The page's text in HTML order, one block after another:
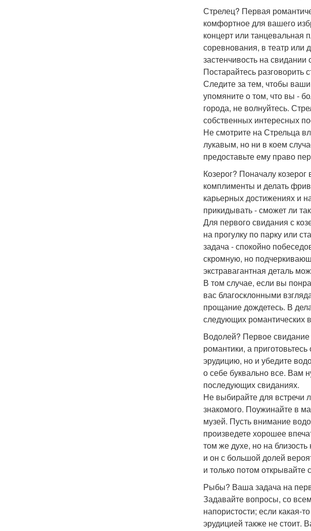
Стрелец? Первая
комфортное для вашего
концерт или танцевальная
соревнования, в театр или
застенчивость на
Постарайтесь разговорить
Следите за тем, чтобы
упомяните о том, что вы -
города, не волнуйтесь.
собственных интересных
Не смотрите на Стрельца
лукавым, но ни в коем
предоставьте ему право
Козерог? Поначалу
комплименты и делать
карьерных достижениях и
прикидывать - сможет ли
Для первого свидания с
на прогулку по парку или
задача - спокойно
скромную, но
экстравагантная деталь
В том случае, если вы
вас благосклонными
прощание дождетесь. В
следующих романтических
Водолей? Первое
романтики, а
эрудицию, но и убедите
о себе буквально все. Вам
последующих свиданиях.
Не выбирайте для встречи
знакомого. Поужинайте в
музей. Пусть внимание
произведете хорошее
том же духе, но на
и он с большой долей
и только потом открывайте
Рыбы? Ваша задача на
Задавайте вопросы, со
напористости; если какая-
эрудицией также не стоит.